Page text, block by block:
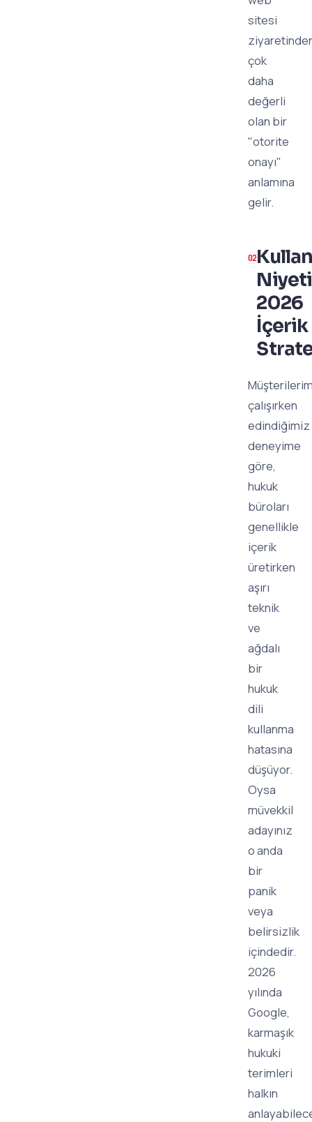
sitesi
çok
daha
değerli
olan bir
"otorite
onayı"
anlamına
gelir.
2026
İçerik
çalışırken
edindiğimiz
deneyime
göre,
hukuk
büroları
genellikle
içerik
üretirken
aşırı
teknik
ve
ağdalı
bir
hukuk
dili
kullanma
hatasına
düşüyor.
Oysa
müvekkil
adayınız
o anda
bir
panik
veya
belirsizlik
içindedir.
2026
yılında
Google,
karmaşık
hukuki
terimleri
halkın